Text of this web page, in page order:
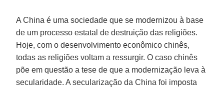
A China é uma sociedade que se modernizou à base
de um processo estatal de destruição das religiões.
Hoje, com o desenvolvimento econômico chinês,
todas as religiões voltam a ressurgir. O caso chinês
põe em questão a tese de que a modernização leva à
secularidade. A secularização da China foi imposta